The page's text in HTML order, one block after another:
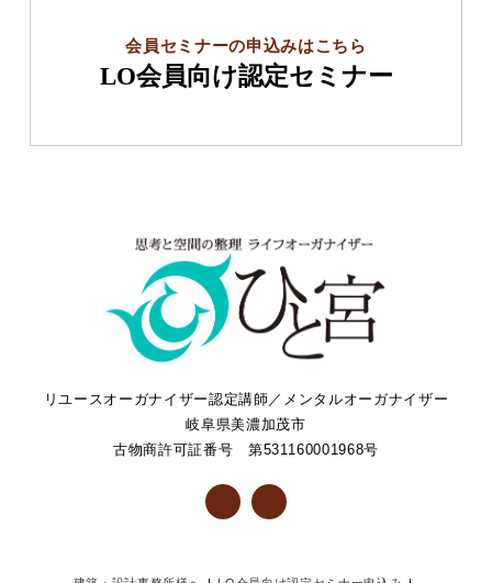
会員セミナーの申込みはこちら
LO会員向け認定セミナー
リユースオーガナイザー認定講師／メンタルオーガナイザー
岐阜県美濃加茂市
古物商許可証番号 第531160001968号